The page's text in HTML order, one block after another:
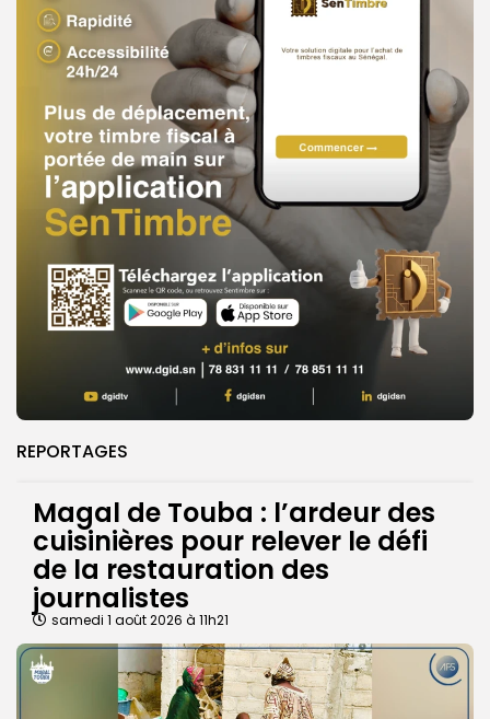
REPORTAGES
Magal de Touba : l’ardeur des
cuisinières pour relever le défi
de la restauration des
journalistes
samedi 1 août 2026 à 11h21